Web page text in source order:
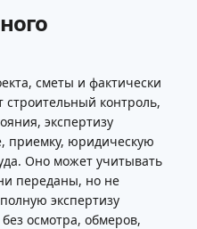
сметы и фактически
контроль,
экспертизу
приемку, юридическую
Оно может учитывать
переданы, но не
экспертизу
осмотра, обмеров,